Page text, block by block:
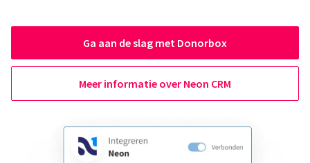
Ga aan de slag met Donorbox
Meer informatie over Neon CRM